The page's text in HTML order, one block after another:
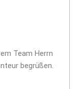
Team Herrn
begrüßen.